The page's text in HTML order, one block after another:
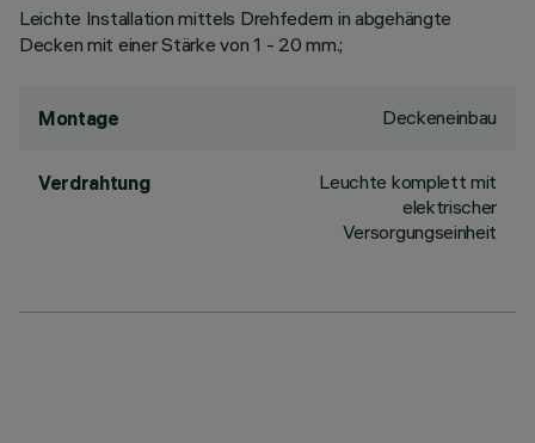
Leichte Installation mittels Drehfedern in abgehängte
Decken mit einer Stärke von 1 - 20 mm.;
Montage Deckeneinbau
Verdrahtung
Leuchte komplett mit
elektrischer
Versorgungseinheit